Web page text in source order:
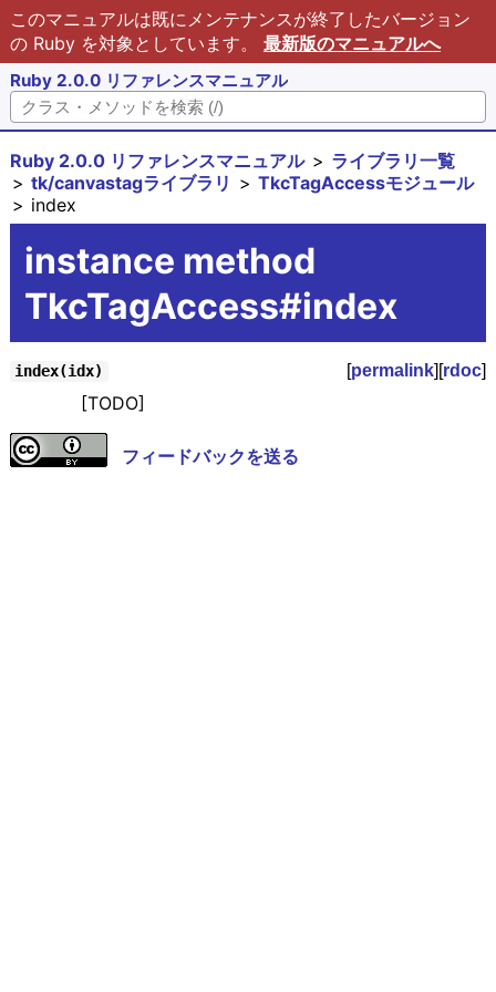
このマニュアルは既にメンテナンスが終了したバージョン
の Ruby を対象としています。 最新版のマニュアルへ
Ruby 2.0.0 リファレンスマニュアル
Ruby 2.0.0 リファレンスマニュアル
ライブラリ一覧
tk/canvastagライブラリ
TkcTagAccessモジュール
index
instance method
TkcTagAccess#index
index(idx) [permalink][rdoc]
[TODO]
フィードバックを送る